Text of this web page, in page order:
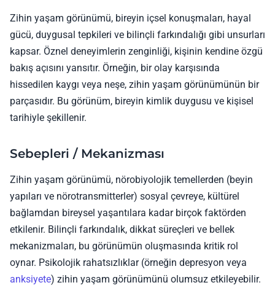
Zihin yaşam görünümü, bireyin içsel konuşmaları, hayal
gücü, duygusal tepkileri ve bilinçli farkındalığı gibi unsurları
kapsar. Öznel deneyimlerin zenginliği, kişinin kendine özgü
bakış açısını yansıtır. Örneğin, bir olay karşısında
hissedilen kaygı veya neşe, zihin yaşam görünümünün bir
parçasıdır. Bu görünüm, bireyin kimlik duygusu ve kişisel
tarihiyle şekillenir.
Sebepleri / Mekanizması
Zihin yaşam görünümü, nörobiyolojik temellerden (beyin
yapıları ve nörotransmitterler) sosyal çevreye, kültürel
bağlamdan bireysel yaşantılara kadar birçok faktörden
etkilenir. Bilinçli farkındalık, dikkat süreçleri ve bellek
mekanizmaları, bu görünümün oluşmasında kritik rol
oynar. Psikolojik rahatsızlıklar (örneğin depresyon veya
anksiyete) zihin yaşam görünümünü olumsuz etkileyebilir.